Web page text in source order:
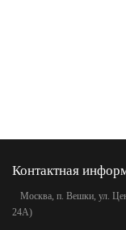
Контактная
Москва, п. Вешки, ул.
24А)